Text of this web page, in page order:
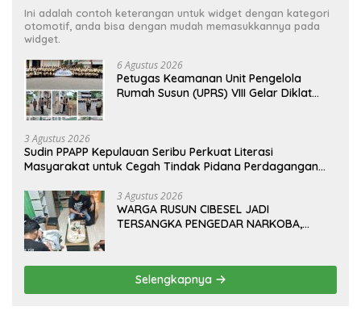
Ini adalah contoh keterangan untuk widget dengan kategori
otomotif, anda bisa dengan mudah memasukkannya pada
widget.
6 Agustus 2026
Petugas Keamanan Unit Pengelola
Rumah Susun (UPRS) VIII Gelar Diklat
3 Agustus 2026
Sudin PPAPP Kepulauan Seribu Perkuat Literasi
Masyarakat untuk Cegah Tindak Pidana Perdagangan
3 Agustus 2026
WARGA RUSUN CIBESEL JADI
TERSANGKA PENGEDAR NARKOBA,
Selengkapnya